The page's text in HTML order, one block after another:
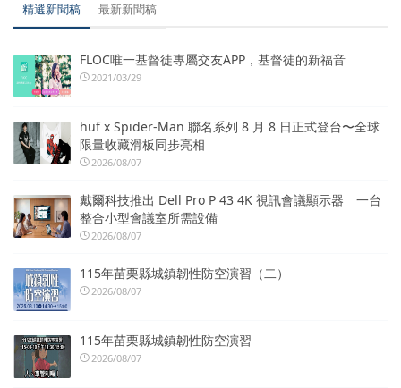
精選新聞稿 最新新聞稿
FLOC唯一基督徒專屬交友APP，基督徒的新福音
2021/03/29
huf x Spider-Man 聯名系列 8 月 8 日正式登台〜全球
限量收藏滑板同步亮相
2026/08/07
戴爾科技推出 Dell Pro P 43 4K 視訊會議顯示器 一台
整合小型會議室所需設備
2026/08/07
115年苗栗縣城鎮韌性防空演習（二）
2026/08/07
115年苗栗縣城鎮韌性防空演習
2026/08/07